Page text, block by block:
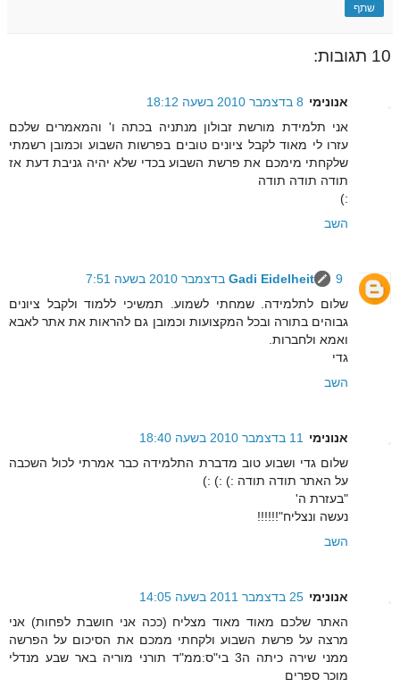
שתף
10 תגובות:
אנונימי 8 בדצמבר 2010 בשעה 18:12
אני תלמידת מורשת זבולון מנתניה בכתה ו' והמאמרים שלכם
עזרו לי מאוד לקבל ציונים טובים בפרשות השבוע וכמובן רשמתי
שלקחתי מימכם את פרשת השבוע בכדי שלא יהיה גניבת דעת אז
תודה תודה תודה
:)
השב
Gadi Eidelheit
9 בדצמבר 2010 בשעה 7:51
שלום לתלמידה. שמחתי לשמוע. תמשיכי ללמוד ולקבל ציונים
גבוהים בתורה ובכל המקצועות וכמובן גם להראות את אתר לאבא
ואמא ולחברות.
גדי
השב
אנונימי
11 בדצמבר 2010 בשעה 18:40
שלום גדי ושבוע טוב מדברת התלמידה כבר אמרתי לכול השכבה
על האתר תודה תודה :) :) :)
"בעזרת ה'
נעשה ונצליח"!!!!!!
השב
אנונימי 25 בדצמבר 2011 בשעה 14:05
האתר שלכם מאוד מאוד מצליח (ככה אני חושבת לפחות) אני
מרצה על פרשת השבוע ולקחתי ממכם את הסיכום על הפרשה
ממני שירה כיתה ה3 בי"ס:ממ"ד תורני מוריה באר שבע מנדלי
מוכר ספרים